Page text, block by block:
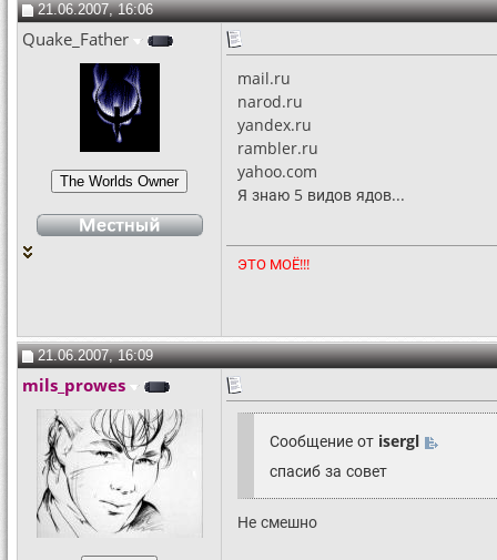
21.06.2007, 16:06
Quake_Father
mail.ru
narod.ru
yandex.ru
rambler.ru
yahoo.com
Я знаю 5 видов ядов...
ЭТО МОЁ!!!
21.06.2007, 16:09
mils_prowes
Сообщение от isergl
спасиб за совет
Не смешно